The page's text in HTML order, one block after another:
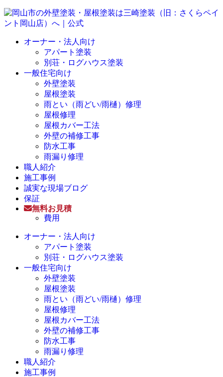
オーナー・法人向け
アパート塗装
別荘・ログハウス塗装
一般住宅向け
外壁塗装
屋根塗装
雨とい（雨どい/雨樋）修理
屋根修理
屋根カバー工法
外壁の補修工事
防水工事
雨漏り修理
職人紹介
施工事例
誠実な現場ブログ
保証
無料お見積
費用
オーナー・法人向け
アパート塗装
別荘・ログハウス塗装
一般住宅向け
外壁塗装
屋根塗装
雨とい（雨どい/雨樋）修理
屋根修理
屋根カバー工法
外壁の補修工事
防水工事
雨漏り修理
職人紹介
施工事例